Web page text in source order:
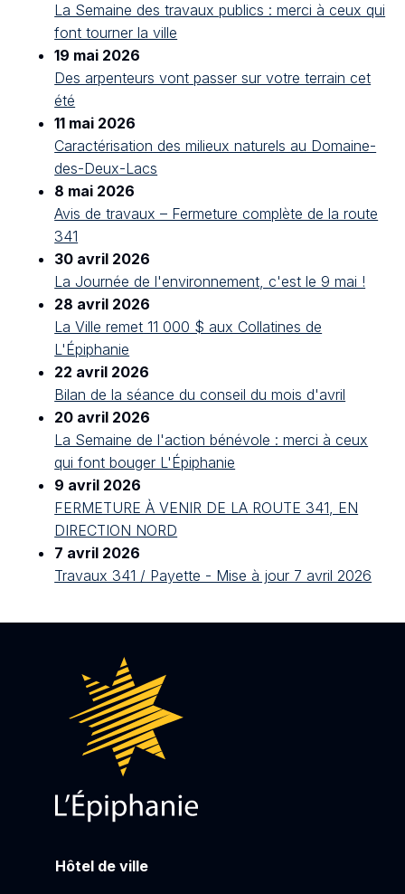
La Semaine des travaux publics : merci à ceux qui
font tourner la ville
19 mai 2026
Des arpenteurs vont passer sur votre terrain cet
été
11 mai 2026
Caractérisation des milieux naturels au Domaine-
des-Deux-Lacs
8 mai 2026
Avis de travaux – Fermeture complète de la route
341
30 avril 2026
La Journée de l'environnement, c'est le 9 mai !
28 avril 2026
La Ville remet 11 000 $ aux Collatines de
L'Épiphanie
22 avril 2026
Bilan de la séance du conseil du mois d'avril
20 avril 2026
La Semaine de l'action bénévole : merci à ceux
qui font bouger L'Épiphanie
9 avril 2026
FERMETURE À VENIR DE LA ROUTE 341, EN
DIRECTION NORD
7 avril 2026
Travaux 341 / Payette - Mise à jour 7 avril 2026
Hôtel de ville